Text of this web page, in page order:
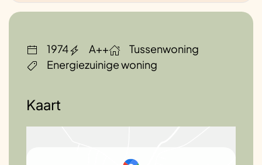
1974 A++
Tussenwoning
Energiezuinige woning
Kaart